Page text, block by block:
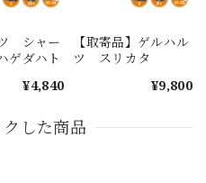
シャー
ゲダハト
¥4,840
【取寄品】ゲルハル
ツ スリカタ
¥9,800
した商品